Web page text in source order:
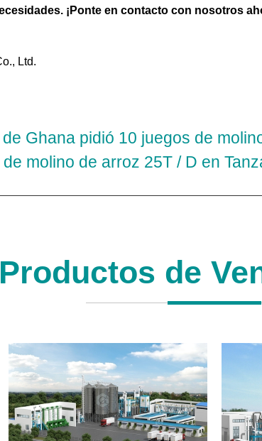
¡Ponte en contacto con nosotros
Ltd.
Ghana pidió 10 juegos de
molino de arroz 25T / D en
Productos de